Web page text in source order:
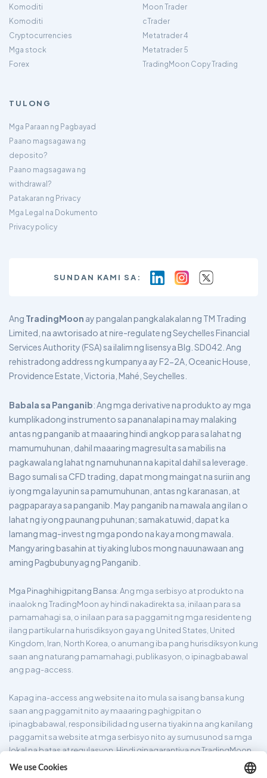
Komoditi
Komoditi
Cryptocurrencies
Mga stock
Forex
Moon Trader
cTrader
Metatrader 4
Metatrader 5
TradingMoon Copy Trading
TULONG
Mga Paraan ng Pagbayad
Paano magsagawa ng
deposito?
Paano magsagawa ng
withdrawal?
Patakaran ng Privacy
Mga Legal na Dokumento
Privacy policy
SUNDAN KAMI SA:
Ang TradingMoon ay pangalan pangkalakalan ng TM Trading
Limited, na awtorisado at nire-regulate ng Seychelles Financial
Services Authority (FSA) sa ilalim ng lisensya Blg. SD042. Ang
rehistradong address ng kumpanya ay F2-2A, Oceanic House,
Providence Estate, Victoria, Mahé, Seychelles.
Babala sa Panganib: Ang mga derivative na produkto ay mga
kumplikadong instrumento sa pananalapi na may malaking
antas ng panganib at maaaring hindi angkop para sa lahat ng
mamumuhunan, dahil maaaring magresulta sa mabilis na
pagkawala ng lahat ng namuhunan na kapital dahil sa leverage.
Bago sumali sa CFD trading, dapat mong maingat na suriin ang
iyong mga layunin sa pamumuhunan, antas ng karanasan, at
pagpaparaya sa panganib. May panganib na mawala ang ilan o
lahat ng iyong paunang puhunan; samakatuwid, dapat ka
lamang mag-invest ng mga pondo na kaya mong mawala.
Mangyaring basahin at tiyaking lubos mong nauunawaan ang
aming Pagbubunyag ng Panganib.
Mga Pinaghihigpitang Bansa: Ang mga serbisyo at produkto na
inaalok ng TradingMoon ay hindi nakadirekta sa, inilaan para sa
pamamahagi sa, o inilaan para sa paggamit ng mga residente ng
ilang partikular na hurisdiksyon gaya ng United States, United
Kingdom, Iran, North Korea, o anumang iba pang hurisdiksyon kung
saan ang naturang pamamahagi, publikasyon, o ipinagbabawal
ang pag-access.
Kapag ina-access ang website na ito mula sa isang bansa kung
saan ang paggamit nito ay maaaring paghigpitan o
ipinagbabawal, responsibilidad ng user na tiyakin na ang kanilang
paggamit sa website at mga serbisyo nito ay sumusunod sa mga
lokal na batas at regulasyon. Hindi ginagarantiya ng TradingMoon
na ang impormasyong ibinigay sa website nito ay angkop para sa